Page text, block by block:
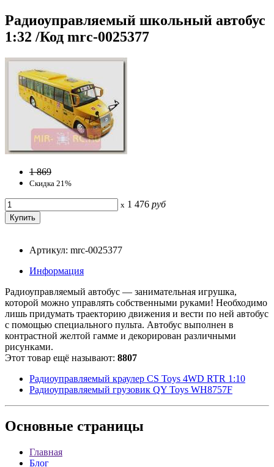
Радиоуправляемый школьный автобус
1:32 /Код mrc-0025377
1 869
Скидка 21%
x 1 476 руб
Артикул: mrc-0025377
Информация
Радиоуправляемый автобус — занимательная игрушка,
которой можно управлять собственными руками! Необходимо
лишь придумать траекторию движения и вести по ней автобус
с помощью специального пульта. Автобус выполнен в
контрастной желтой гамме и декорирован различными
рисунками.
Этот товар ещё называют: 8807
Радиоуправляемый краулер CS Toys 4WD RTR 1:10
Радиоуправляемый грузовик QY Toys WH8757F
Основные страницы
Главная
Блог